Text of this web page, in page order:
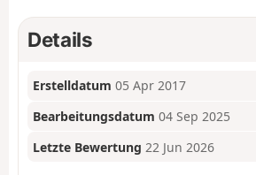
Details
Erstelldatum 05 Apr 2017
Bearbeitungsdatum 04 Sep 2025
Letzte Bewertung 22 Jun 2026